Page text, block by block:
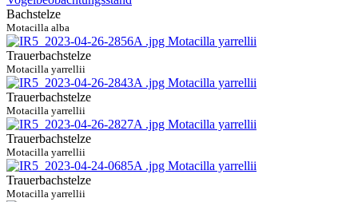
Bachstelze
Motacilla alba
Trauerbachstelze
Motacilla yarrellii
Trauerbachstelze
Motacilla yarrellii
Trauerbachstelze
Motacilla yarrellii
Trauerbachstelze
Motacilla yarrellii